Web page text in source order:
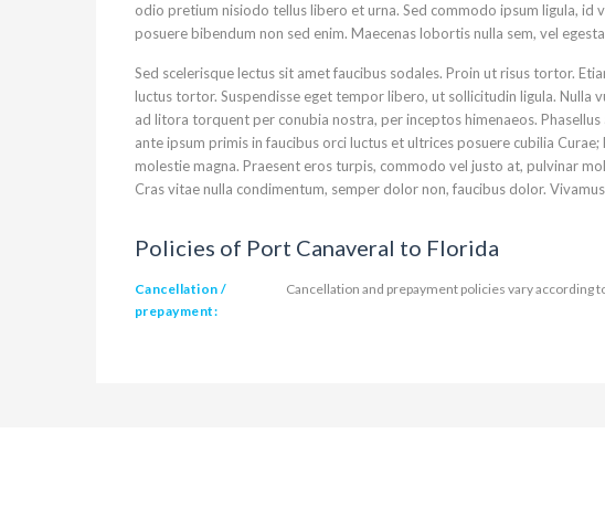
odio pretium nisiodo tellus libero et urna. Sed commodo ipsum ligula, id
posuere bibendum non sed enim. Maecenas lobortis nulla sem, vel
Sed scelerisque lectus sit amet faucibus sodales. Proin ut risus tortor.
luctus tortor. Suspendisse eget tempor libero, ut sollicitudin ligula. Nulla
ad litora torquent per conubia nostra, per inceptos himenaeos.
ante ipsum primis in faucibus orci luctus et ultrices posuere cubilia
molestie magna. Praesent eros turpis, commodo vel justo at, pulvinar
Cras vitae nulla condimentum, semper dolor non, faucibus dolor.
Policies of Port Canaveral to Florida
Cancellation /
prepayment:
Cancellation and prepayment policies vary according